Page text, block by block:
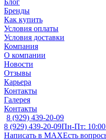
Блог
Бренды
Как купить
Условия оплаты
Условия доставки
Компания
О компании
Новости
Отзывы
Карьера
Контакты
Галерея
Контакты
8 (929) 439-20-09
8 (929) 439-20-09Пн-Пт:
Написать в MAXЕсть